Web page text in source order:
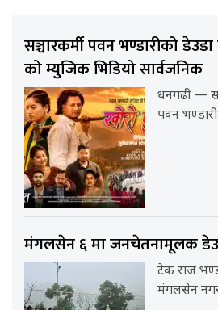
सञ्चारकर्मी पवन भण्डारीको
को म्युजिक भिडियो सार्वजनिक
धनगढी —
पवन
मंगलसेन ६ मा जनचेतनामूलक
टेक राज
मंगलसेन